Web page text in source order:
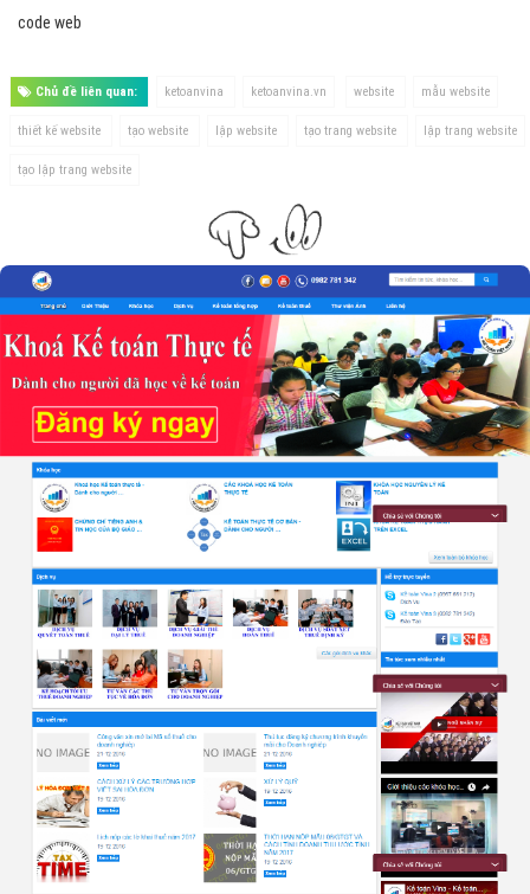
code web
Chủ đề liên quan: ketoanvina ketoanvina.vn website mẫu website
thiết kế website tạo website lập website tạo trang website lập trang website
tạo lập trang website